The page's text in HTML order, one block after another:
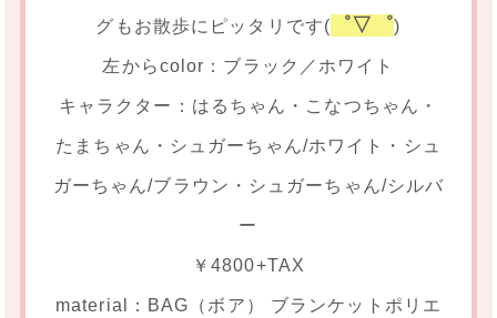
グもお散歩にピッタリです( ゜▽゜)
左からcolor：ブラック／ホワイト
キャラクター：はるちゃん・こなつちゃん・
たまちゃん・シュガーちゃん/ホワイト・シュ
ガーちゃん/ブラウン・シュガーちゃん/シルバ
ー
￥4800+TAX
material：BAG（ボア） ブランケットポリエ